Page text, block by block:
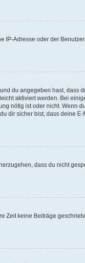
IP-Adresse oder der
du angegeben hast, dass
aktiviert werden. Bei
nötig ist oder nicht. Wenn
dir sicher bist, dass deine
dass du nicht
Zeit keine Beiträge